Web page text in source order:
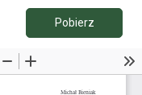
PobierzPobierz